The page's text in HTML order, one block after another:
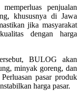
penjualan
khususnya di Jawa
jika masyarakat
dengan harga
BULOG akan
minyak goreng, dan
pasar produk
harga pasar.